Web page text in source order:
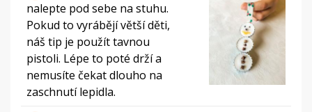
nalepte pod sebe na stuhu.
Pokud to vyrábějí větší děti,
náš tip je použít tavnou
pistoli. Lépe to poté drží a
nemusíte čekat dlouho na
zaschnutí lepidla.